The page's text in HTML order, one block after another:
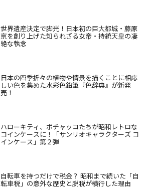
世界遺産決定で脚光！日本初の巨大都城・藤原
京を創り上げた知られざる女帝・持統天皇の凄
絶な執念
日本の四季折々の植物や情景を描くことに相応
しい色を集めた水彩色鉛筆『色辞典』が新発
売！
ハローキティ、ポチャッコたちが昭和レトロな
コインケースに！「サンリオキャラクターズ コ
インケース」第２弾
自転車を持つだけで税金？ 昭和まで続いた「自
転車税」の意外な歴史と脱税が横行した理由